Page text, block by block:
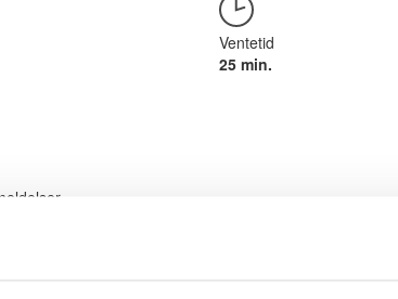
Ventetid
25 min.